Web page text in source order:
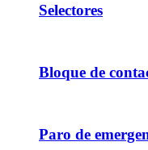
Selectores
Bloque de
Paro de